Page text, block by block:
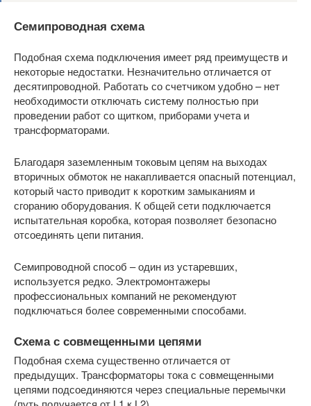
Семипроводная схема
Подобная схема подключения имеет ряд преимуществ и
некоторые недостатки. Незначительно отличается от
десятипроводной. Работать со счетчиком удобно – нет
необходимости отключать систему полностью при
проведении работ со щитком, приборами учета и
трансформаторами.
Благодаря заземленным токовым цепям на выходах
вторичных обмоток не накапливается опасный потенциал,
который часто приводит к коротким замыканиям и
сгоранию оборудования. К общей сети подключается
испытательная коробка, которая позволяет безопасно
отсоединять цепи питания.
Семипроводной способ – один из устаревших,
используется редко. Электромонтажеры
профессиональных компаний не рекомендуют
подключаться более современными способами.
Схема с совмещенными цепями
Подобная схема существенно отличается от
предыдущих. Трансформаторы тока с совмещенными
цепями подсоединяются через специальные перемычки